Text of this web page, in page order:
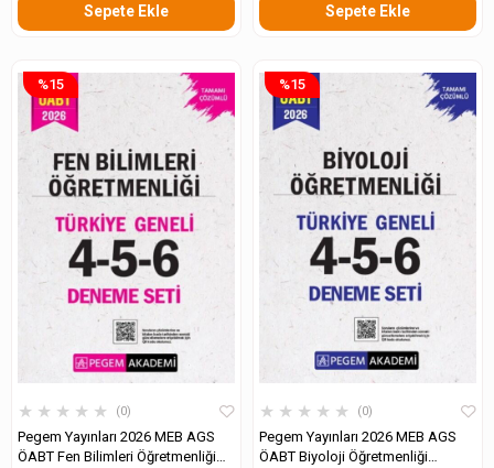
Sepete Ekle Sepete Ekle
★ ★ ★ ★ ★ 0
Pegem Yayınları 2026 MEB AGS
ÖABT Fen Bilimleri Öğretmenliği
%15
★ ★ ★ ★ ★ 0
Pegem Yayınları 2026 MEB AGS
ÖABT Biyoloji Öğretmenliği
%15